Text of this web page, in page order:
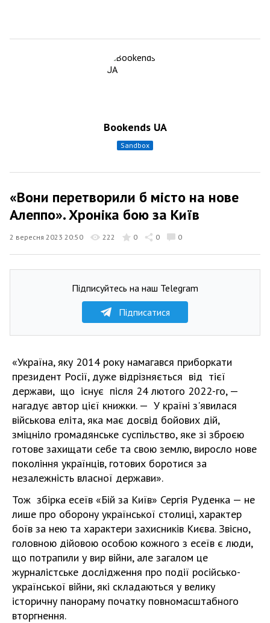
Bookends UA
sandbox
«Вони перетворили б місто на нове
Алеппо». Хроніка бою за Київ
2 вересня 2023 20:50 222 0 0 0
Підписуйтесь на наш Telegram
Підписатися
«Україна, яку 2014 року намагався приборкати
президент Росії, дуже відрізняється від тієї
держави, що існує після 24 лютого 2022-го, —
нагадує автор цієї книжки. — У країні з'явилася
військова еліта, яка має досвід бойових дій,
зміцніло громадянське суспільство, яке зі зброєю
готове захищати себе та свою землю, виросло нове
покоління українців, готових боротися за
незалежність власної держави».
Тож збірка есеїв «Бій за Київ» Сергія Руденка — не
лише про оборону української столиці, характер
боїв за нею та характери захисників Києва. Звісно,
головною дійовою особою кожного з есеїв є люди,
що потрапили у вир війни, але загалом це
журналістське дослідження про події російсько-
української війни, які складаються у велику
історичну панораму початку повномасштабного
вторгнення.